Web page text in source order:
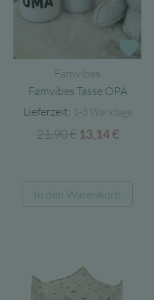
Famvibes
Famvibes Tasse OPA
Lieferzeit: 1-3 Werktage
21,90€
21,90 €
13,14€
13,14 €.
In den Warenkorb